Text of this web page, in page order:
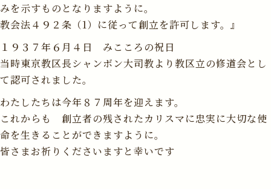
みを示すものとなりますように。
教会法４９２条（1）に従って創立を許可します。』
１９３７年６月４日 みこころの祝日
当時東京教区長シャンボン大司教より教区立の修道会とし
て認可されました。
わたしたちは今年８７周年を迎えます。
これからも 創立者の残されたカリスマに忠実に大切な使
命を生きることができますように。
皆さまお祈りくださいますと幸いです